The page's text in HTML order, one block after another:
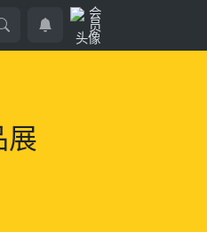
展